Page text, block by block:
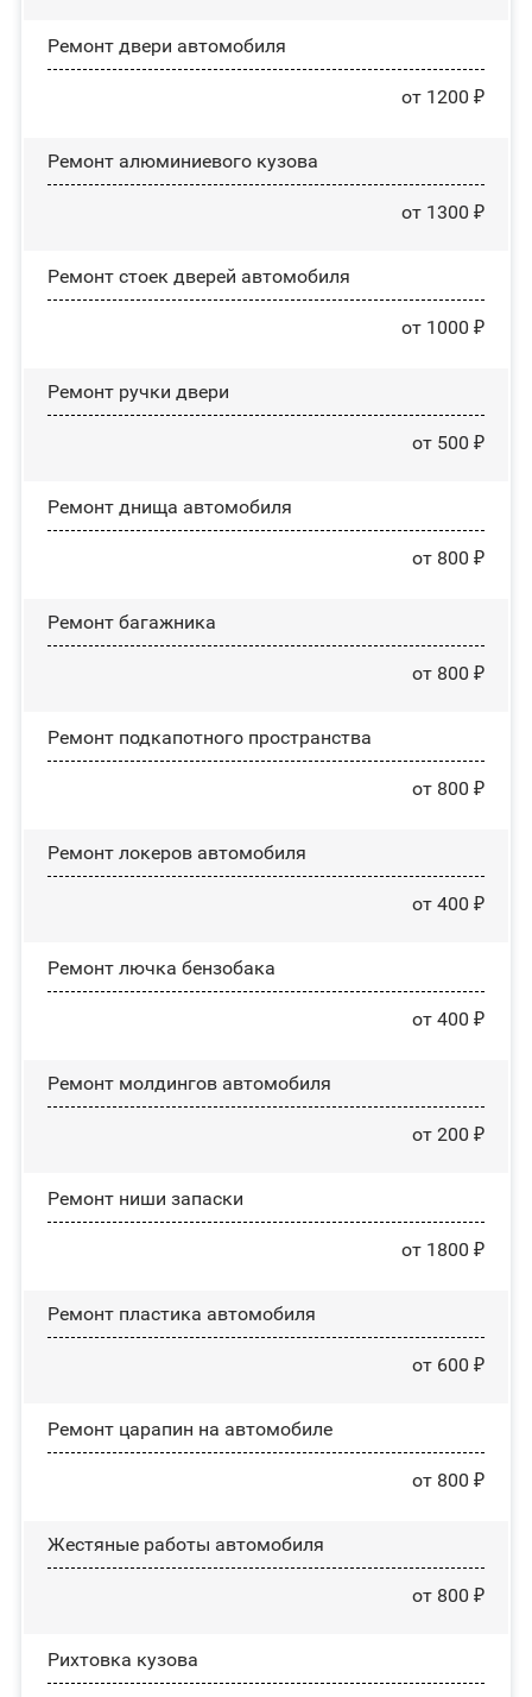
Ремонт двери автомобиля
от 1200 ₽
Ремонт алюминиевого кузова
от 1300 ₽
Ремонт стоек дверей автомобиля
от 1000 ₽
Ремонт ручки двери
от 500 ₽
Ремонт днища автомобиля
от 800 ₽
Ремонт багажника
от 800 ₽
Ремонт подкапотного пространства
от 800 ₽
Ремонт лoĸepoв автомобиля
от 400 ₽
Ремонт лючка бензобака
от 400 ₽
Ремонт молдингов автомобиля
от 200 ₽
Ремонт ниши запаски
от 1800 ₽
Ремонт пластика автомобиля
от 600 ₽
Ремонт царапин на автомобиле
от 800 ₽
Жестяные работы автомобиля
от 800 ₽
Рихтовка кузова